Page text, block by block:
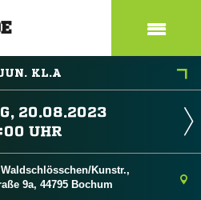
KL.A


Kunstr.,
9a, 44795 Bochum